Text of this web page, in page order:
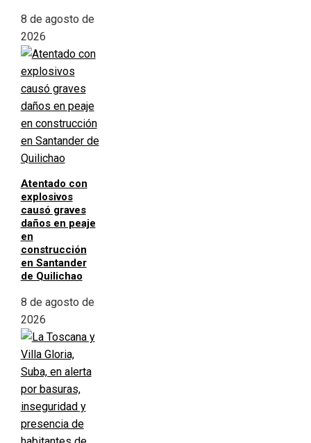
8 de agosto de
2026
Atentado con
explosivos
causó graves
daños en peaje
en
construcción
en Santander
de Quilichao
8 de agosto de
2026